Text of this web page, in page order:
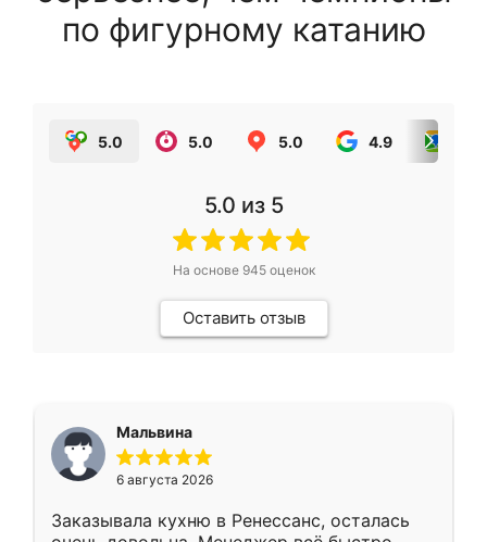
по фигурному катанию
5.0 5.0 5.0 4.9
5.0 из 5
На основе 945оценок
Оставить отзыв
Мальвина
6 августа 2026
Заказывала кухню в Ренессанс, осталась